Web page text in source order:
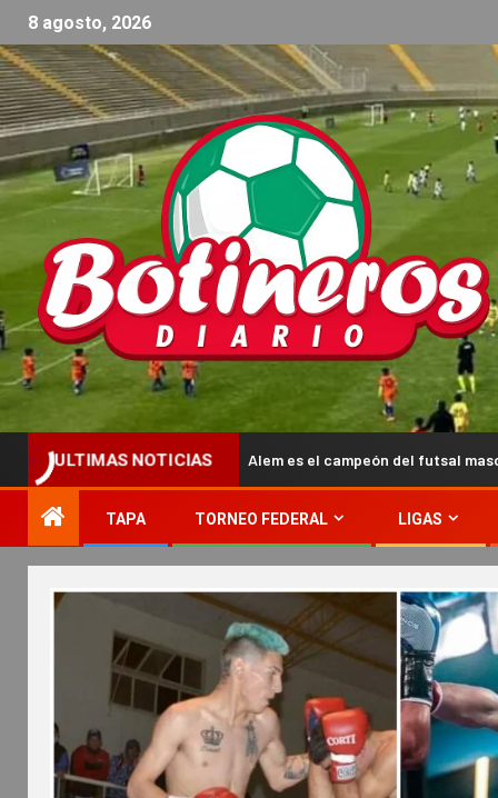
8 agosto, 2026
ULTIMAS NOTICIAS
San Lorenzo de Alem es el campeón del futsal masculino en Capital
TAPA TORNEO FEDERAL LIGAS